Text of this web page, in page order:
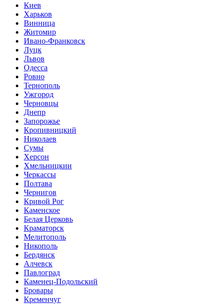
Киев
Харьков
Винница
Житомир
Ивано-Франковск
Луцк
Львов
Одесса
Ровно
Тернополь
Ужгород
Черновцы
Днепр
Запорожье
Кропивницкий
Николаев
Сумы
Херсон
Хмельницкии
Черкассы
Полтава
Чернигов
Кривой Рог
Каменское
Белая Церковь
Краматорск
Мелитополь
Никополь
Бердянск
Алчевск
Павлоград
Каменец-Подольский
Бровары
Кременчуг